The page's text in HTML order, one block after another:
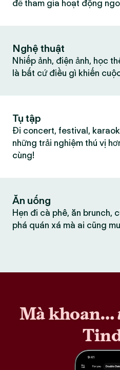
để tham gia hoạt động
Nghệ thuật
Nhiếp ảnh, điện ảnh, học
là bất cứ điều gì khiến
Tụ tập
Đi concert, festival,
những trải nghiệm thú vị
cùng!
Ăn uống
Hẹn đi cà phê, ăn brunch,
phá quán xá mà ai cũng
Mà khoan…